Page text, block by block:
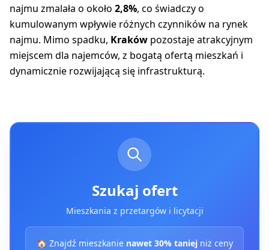
najmu zmalała o około 2,8%, co świadczy o
kumulowanym wpływie różnych czynników na rynek
najmu. Mimo spadku, Kraków pozostaje atrakcyjnym
miejscem dla najemców, z bogatą ofertą mieszkań i
dynamicznie rozwijającą się infrastrukturą.
Szukaj ofert
Mieszkania z przetargów i licytacji
🏠 Znajdź mieszkanie nawet 30% taniejniż ceny